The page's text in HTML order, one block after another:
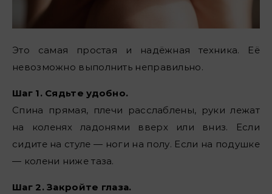
Это самая простая и надёжная техника. Её
невозможно выполнить неправильно.
Шаг 1. Сядьте удобно.
Спина прямая, плечи расслаблены, руки лежат
на коленях ладонями вверх или вниз. Если
сидите на стуле — ноги на полу. Если на подушке
— колени ниже таза.
Шаг 2. Закройте глаза.